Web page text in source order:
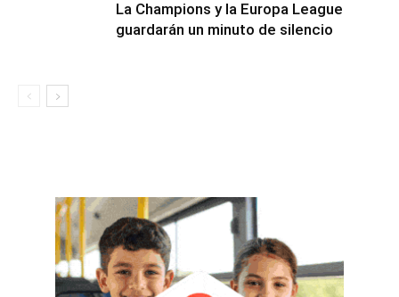
La Champions y la Europa League
guardarán un minuto de silencio